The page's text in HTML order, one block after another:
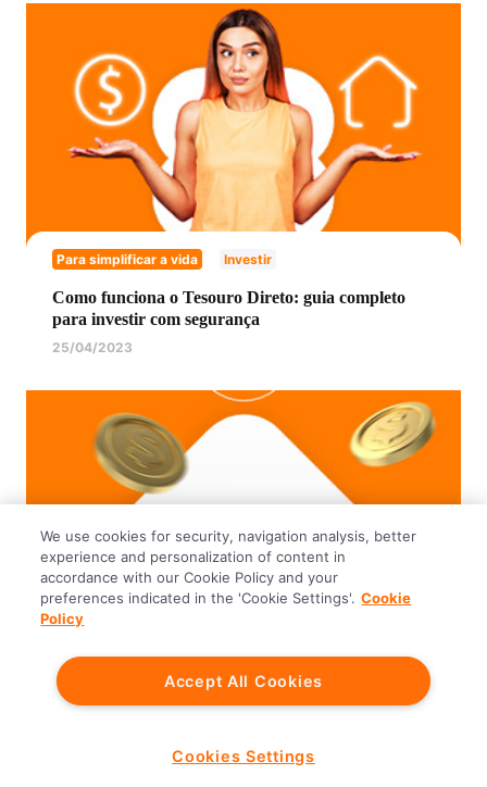
Para simplificar a vida Investir
Como funciona o Tesouro Direto: guia completo
para investir com segurança
25/04/2023
Como investir no Tesouro Direto em 4 etapas
simples
We use cookies for security, navigation analysis, better
experience and personalization of content in
accordance with our Cookie Policy and your
preferences indicated in the 'Cookie Settings'. Cookie
Policy
Accept All Cookies
Cookies Settings